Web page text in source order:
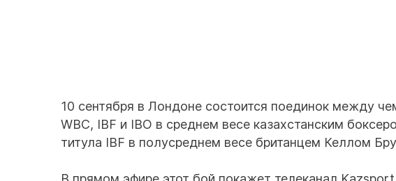
10 сентября в Лондоне состоится поединок между
WBC, IBF и IBO в среднем весе казахстанским
титула IBF в полусреднем весе британцем Келлом